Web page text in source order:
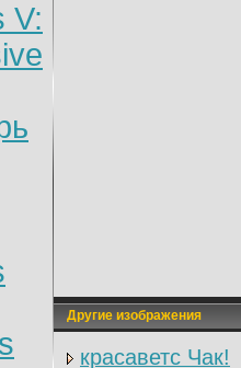
V:
Другие изображения
красаветс Чак!